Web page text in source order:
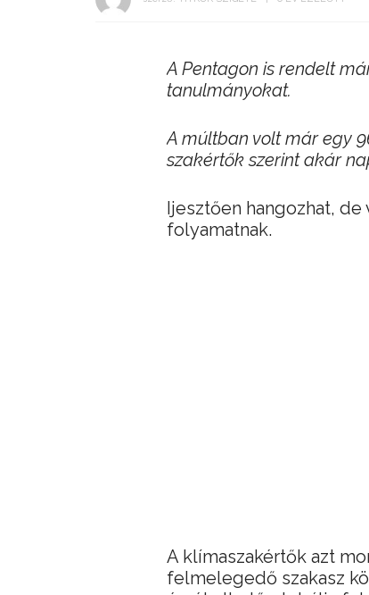
A Pentagon is rendelt
tanulmányokat.
A múltban volt már egy
szakértők szerint akár
Ijesztően hangozhat,
folyamatnak.
A klímaszakértők azt
felmelegedő szakasz